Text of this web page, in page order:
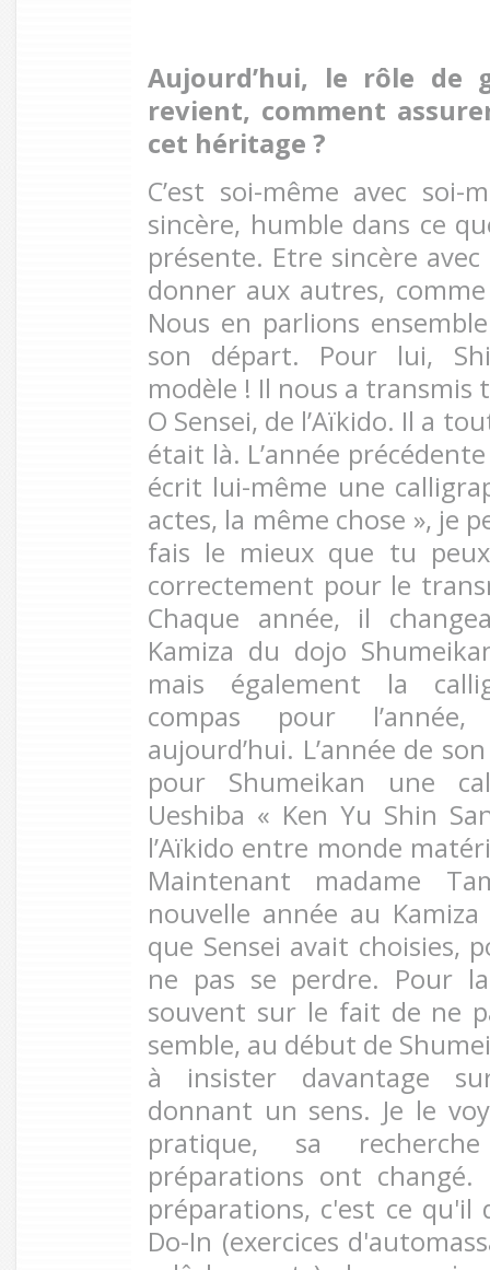
Aujourd’hui, le rôle de
revient, comment
cet héritage ?
C’est soi-même avec
sincère, humble dans ce
présente. Etre sincère
donner aux autres,
Nous en parlions
son départ. Pour lui,
modèle ! Il nous a transmis
O Sensei, de l’Aïkido. Il a
était là. L’année
écrit lui-même une
actes, la même chose », je
fais le mieux que tu
correctement pour le
Chaque année, il
Kamiza du dojo
mais également la
compas pour
aujourd’hui. L’année de
pour Shumeikan une
Ueshiba « Ken Yu Shin
l’Aïkido entre monde
Maintenant madame
nouvelle année au
que Sensei avait choisies,
ne pas se perdre. Pour
souvent sur le fait de ne
semble, au début de
à insister davantage
donnant un sens. Je le
pratique, sa
préparations ont
préparations, c'est ce qu'il
Do-In (exercices